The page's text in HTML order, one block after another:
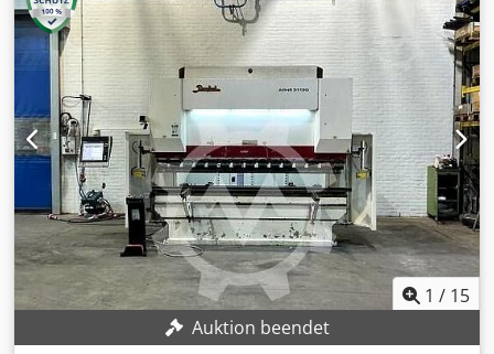
Seriennummer: 11520 - Ansteuerung: CNC -
Steuerungssystem-Marke: Baykal - Steuerungssystem-Typ:
EC4-CNC - Leistung [kW]: 11.0 - Anzahl Achsen [Stk.]: 3:
Y1+Y2+X - Presskraft [ton]: 150 - Max. Arbeitsbreite [mm]:
3100 - Ständerabstand [mm]: 2550 - Max. Hub [mm]: 260 -
Bombiersystem: CNC-gesteuert - Stempelhalter: Quick-
release - Werkzeughaltertyp: European-style -
Transportmaße: 3550mm x 1800mm x 2800mm (l x b x h) -
Transportgewicht [kg]: 10000kg - Transportpakete [Stk.]: 1
Finanzielle Informationen Mehrwertsteuer: Der
angegebene Preis versteht sich zzgl. Mehrwertsteuer
Mehrwertsteuer/Differenzbesteuerung: Mehrwertsteuer
abzugsfähig für Unternehmer Lieferung und
Inzahlungnahme jederzeit möglich für alles aus dem
Industriebereich Dcedpszrxftofx Aliok Lukas van Rossum
1 / 15
Auktion beendet